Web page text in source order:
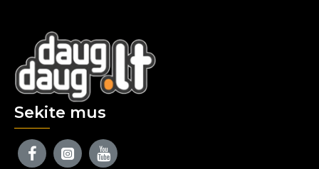
Sekite mus